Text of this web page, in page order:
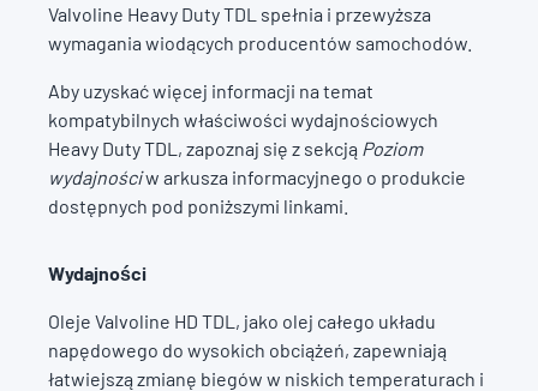
Valvoline Heavy Duty TDL spełnia i przewyższa
wymagania wiodących producentów samochodów.
Aby uzyskać więcej informacji na temat
kompatybilnych właściwości wydajnościowych
Heavy Duty TDL, zapoznaj się z sekcją Poziom
wydajnościw arkusza informacyjnego o produkcie
dostępnych pod poniższymi linkami.
Wydajności
Oleje Valvoline HD TDL, jako olej całego układu
napędowego do wysokich obciążeń, zapewniają
łatwiejszą zmianę biegów w niskich temperaturach i